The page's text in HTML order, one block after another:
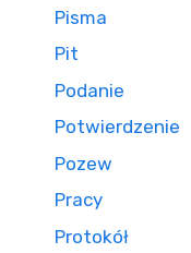
Pisma
Pit
Podanie
Potwierdzenie
Pozew
Pracy
Protokół